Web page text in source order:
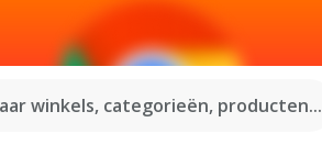
winkels, categorieën, producten...